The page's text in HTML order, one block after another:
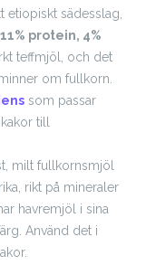
etiopiskt sädesslag,
protein, 4%
teffmjöl, och det
om fullkorn.
som passar
till
milt fullkornsmjöl
rikt på mineraler
havremjöl i sina
Använd det i